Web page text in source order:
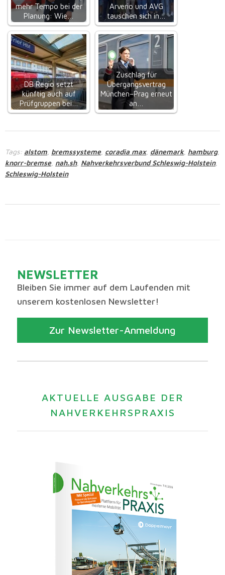
mehr Tempo bei der
Planung: Wie…
Arverio und AVG
tauschen sich in…
DB Regio setzt
künftig auch auf
Prüfgruppen bei…
Zuschlag für
Übergangsvertrag
München–Prag erneut
an…
Tags: alstom bremssysteme, coradia max, dänemark, hamburg,
knorr-bremse, nah.sh, Nahverkehrsverbund Schleswig-Holstein,
Schleswig-Holstein
NEWSLETTER
Bleiben Sie immer auf dem Laufenden mit
unserem kostenlosen Newsletter!
Zur Newsletter-Anmeldung
AKTUELLE AUSGABE DER
NAHVERKEHRSPRAXIS